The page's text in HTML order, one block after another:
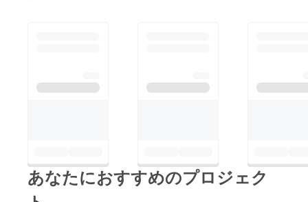
あなたにおすすめのプロジェク